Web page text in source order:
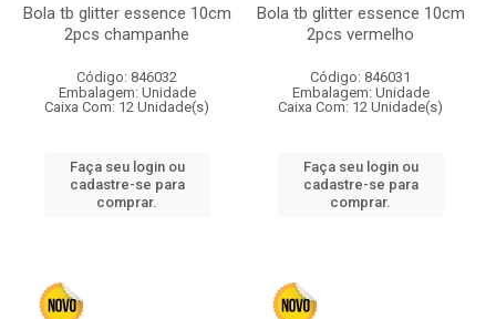
Bola tb glitter essence 10cm
2pcs champanhe
Código: 846032
Embalagem: Unidade
Caixa Com: 12 Unidade(s)
Faça seu login ou
cadastre-se para
comprar.
Bola tb glitter essence 10cm
2pcs vermelho
Código: 846031
Embalagem: Unidade
Caixa Com: 12 Unidade(s)
Faça seu login ou
cadastre-se para
comprar.